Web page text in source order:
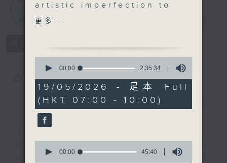
First Notes
由聆開始
簡介 GIST
morning, perfectly composed on
artistic imperfection to
his "musical vitamins"
that shaped his bold,
new arrangement of
Pictures at an
Exhibition.
更多...
seconds
2
hours,
35
minutes,
34
seconds
00:00 2:35:34
19/05/2026 - 足本 Full
(HKT 07:00 - 10:00)
seconds
00:00 45:40